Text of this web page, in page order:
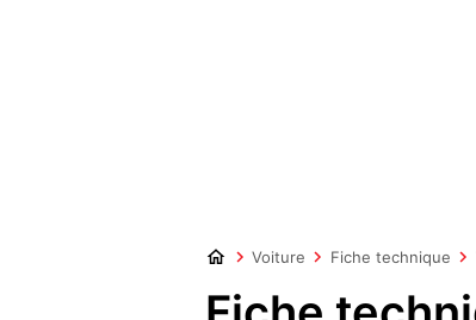
Voiture Fiche technique